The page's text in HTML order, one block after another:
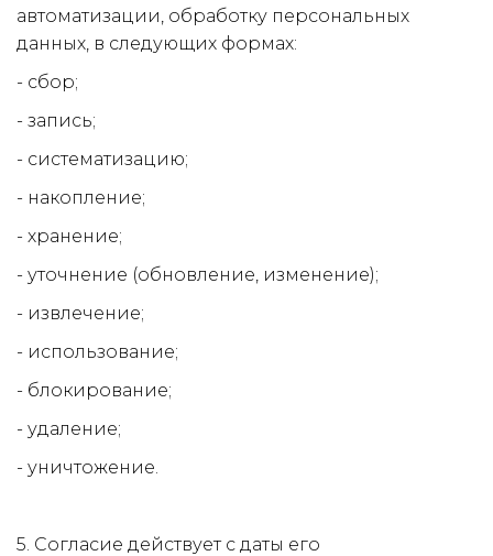
автоматизации, обработку персональных
данных, в следующих формах:
- сбор;
- запись;
- систематизацию;
- накопление;
- хранение;
- уточнение (обновление, изменение);
- извлечение;
- использование;
- блокирование;
- удаление;
- уничтожение.
5. Согласие действует с даты его